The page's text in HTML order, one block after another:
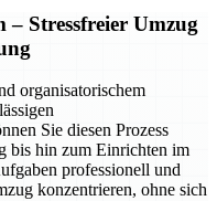
– Stressfreier Umzug
organisatorischem
Sie diesen Prozess
bis hin zum Einrichten im
professionell und
konzentrieren, ohne sich